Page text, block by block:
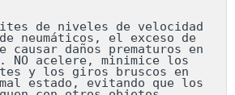
de niveles de velocidad
neumáticos, el exceso de
causar daños prematuros en
NO acelere, minimice los
y los giros bruscos en
estado, evitando que los